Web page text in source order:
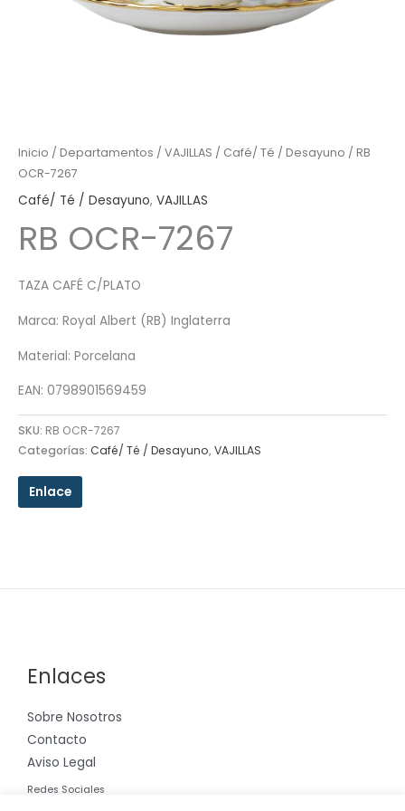
Inicio / Departamentos / VAJILLAS / Café/ Té / Desayuno / RB
OCR-7267
Café/ Té / Desayuno, VAJILLAS
RB OCR-7267
TAZA CAFÉ C/PLATO
Marca: Royal Albert (RB) Inglaterra
Material: Porcelana
EAN: 0798901569459
SKU: RB OCR-7267
Categorías: Café/ Té / Desayuno,VAJILLAS
Enlace
Enlaces
Sobre Nosotros
Contacto
Aviso Legal
Redes Sociales